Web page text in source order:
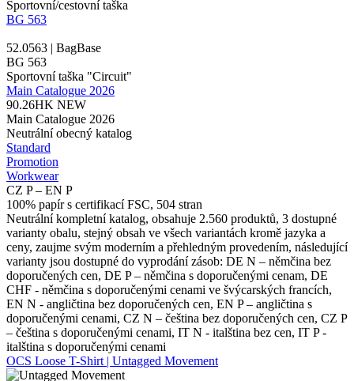
Sportovní/cestovní taška
BG 563
52.0563 | BagBase
BG 563
Sportovní taška "Circuit"
Main Catalogue 2026
90.26HK NEW
Main Catalogue 2026
Neutrální obecný katalog
Standard
Promotion
Workwear
CZ P – EN P
100% papír s certifikací FSC, 504 stran
Neutrální kompletní katalog, obsahuje 2.560 produktů, 3 dostupné
varianty obalu, stejný obsah ve všech variantách kromě jazyka a
ceny, zaujme svým moderním a přehledným provedením, následující
varianty jsou dostupné do vyprodání zásob: DE N – němčina bez
doporučených cen, DE P – němčina s doporučenými cenam, DE
CHF - němčina s doporučenými cenami ve švýcarských francích,
EN N - angličtina bez doporučených cen, EN P – angličtina s
doporučenými cenami, CZ N – čeština bez doporučených cen, CZ P
– čeština s doporučenými cenami, IT N - italština bez cen, IT P -
italština s doporučenými cenami
OCS Loose T-Shirt | Untagged Movement